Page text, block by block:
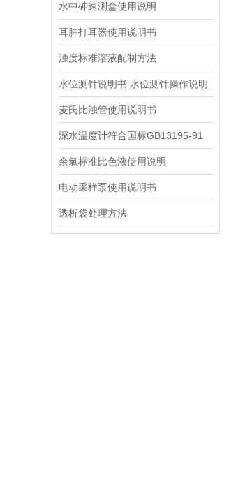
水中砷速测盒使用说明
耳肿打耳器使用说明书
浊度标准溶液配制方法
水位测针说明书 水位测针操作说明
麦氏比浊管使用说明书
深水温度计符合国标GB13195-91
余氯标准比色液使用说明
电动采样泵使用说明书
透析袋处理方法